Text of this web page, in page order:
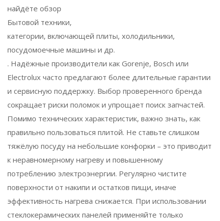
найдёте обзор
Бытовой техники,
категории, включающей плиты, холодильники,
посудомоечные машины и др.
. Надёжные производители как Gorenje, Bosch или
Electrolux часто предлагают более длительные гарантии
и сервисную поддержку. Выбор проверенного бренда
сокращает риски поломок и упрощает поиск запчастей.
Помимо технических характеристик, важно знать, как
правильно пользоваться плитой. Не ставьте слишком
тяжёлую посуду на небольшие конфорки – это приводит
к неравномерному нагреву и повышенному
потреблению электроэнергии. Регулярно чистите
поверхности от накипи и остатков пищи, иначе
эффективность нагрева снижается. При использовании
стеклокерамических панелей применяйте только